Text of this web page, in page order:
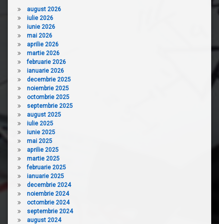
august 2026
iulie 2026
iunie 2026
mai 2026
aprilie 2026
martie 2026
februarie 2026
ianuarie 2026
decembrie 2025
noiembrie 2025
octombrie 2025
septembrie 2025
august 2025
iulie 2025
iunie 2025
mai 2025
aprilie 2025
martie 2025
februarie 2025
ianuarie 2025
decembrie 2024
noiembrie 2024
octombrie 2024
septembrie 2024
august 2024